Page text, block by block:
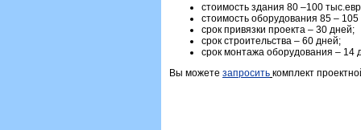
стоимость здания 80 –100
стоимость оборудования 85 –
срок привязки проекта – 30 дней;
срок строительства – 60 дней;
срок монтажа оборудования – 14
Вы можете запросить комплект